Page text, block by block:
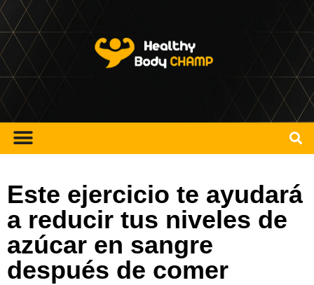
Este ejercicio te ayudará
a reducir tus niveles de
azúcar en sangre
después de comer